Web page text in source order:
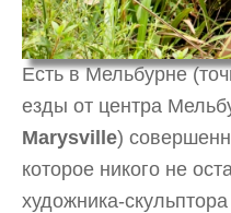
Есть в Мельбурне
езды от центра
Marysville)
которое никого не
художника-